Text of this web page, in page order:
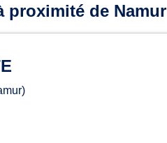
proximité de Namur